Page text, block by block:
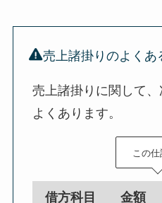
売上諸掛りのよくあ
売上諸掛りに関して
よくあります。
この
借方科目 金額